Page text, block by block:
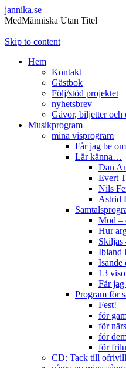
jannika.se
MedMänniska Utan Titel
Skip to content
Hem
Kontakt
Gästbok
Följ/stöd projektet
nyhetsbrev
Gåvor, biljetter och
Musikprogram
mina visprogram
Får jag be
Lär känna…
Dan
Evert
Nils
Astrid
Mod –
Hur
Skiljas
Ibland
Isande
13
Får
Program för
Fest!
för
för
för
för
CD: Tack till